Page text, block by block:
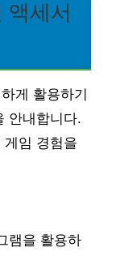
액세서
게 활용하기
안내합니다.
게임 경험을
램을 활용하